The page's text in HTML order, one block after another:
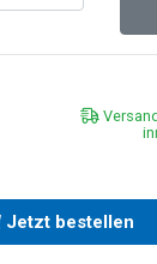
Jetzt bestellen